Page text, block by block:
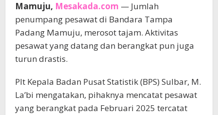
Mamuju, Mesakada.com — Jumlah
penumpang pesawat di Bandara Tampa
Padang Mamuju, merosot tajam. Aktivitas
pesawat yang datang dan berangkat pun juga
turun drastis.
Plt Kepala Badan Pusat Statistik (BPS) Sulbar, M.
La’bi mengatakan, pihaknya mencatat pesawat
yang berangkat pada Februari 2025 tercatat